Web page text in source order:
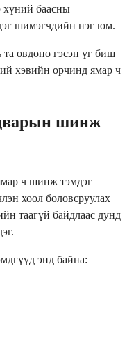
хүний ​​баасны
шимэгчдийн нэг юм.
өвдөнө гэсэн үг биш
хэвийн орчинд ямар ч
шинж
ч шинж тэмдэг
хоол боловсруулах
таагүй байдлаас дунд
энд байна: